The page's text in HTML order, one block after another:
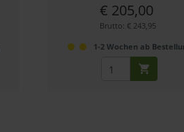
€ 205,00
Brutto: € 243,95
1-2 Wochen ab